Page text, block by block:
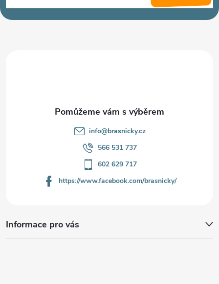
p
info@brasnicky.cz
566 531 737
602 629 717
https://www.facebook.com/brasnicky/
Informace pro vás